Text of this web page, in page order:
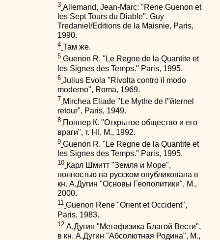
3 Allemand, Jean-Marc: "Rene Guenon et
les Sept Tours du Diable", Guy
Tredaniel/Editions de la Maisnie, Paris,
1990.
4 Там же.
5 Guenon R. "Le Regne de la Quantite et
les Signes des Temps." Paris, 1995.
6 Julius Evola "Rivolta contro il modo
moderno", Roma, 1969.
7 Mirchea Eliade "Le Mythe de l"йternel
retour", Paris, 1949.
8 Поппер К. "Открытое общество и его
враги", т. I-II, M., 1992.
9 Guenon R. "Le Regne de la Quantite et
les Signes des Temps." Paris, 1995.
10 Карл Шмитт "Земля и Море",
полностью на русском опубликована в
кн. А.Дугин "Основы Геополитики", М.,
2000.
11 Guenon Rene "Orient et Occident",
Paris, 1983.
12 А.Дугин "Метафизика Благой Вести",
в кн. А.Дугин "Абсолютная Родина", М.,